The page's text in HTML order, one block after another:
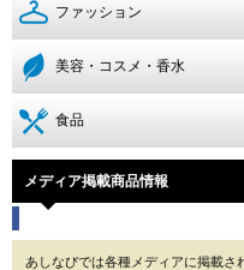
ファッション
美容・コスメ・香水
食品
メディア掲載商品情報
あしなびでは各種メディアに掲載さ